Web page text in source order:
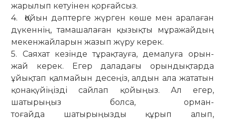
жарылып кетуінен қорғайсыз.
4. Қойын дәптерге жүрген көше мен аралаған
дүкеннің, тамашалаған қызықты мұражайдың
мекенжайларын жазып жүру керек.
5. Саяхат кезінде тұрақтауға, демалуға орын-
жай керек. Егер даладағы орындықтарда
ұйықтап қалмайын десеңіз, алдын ала жататын
қонақүйіңізді сайлап қойыңыз. Ал егер,
шатырыңыз болса, орман-
тоғайда шатырыңызды құрып алып,